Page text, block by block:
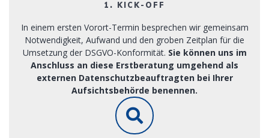
1. KICK-OFF
In einem ersten Vorort-Termin besprechen wir gemeinsam
Notwendigkeit, Aufwand und den groben Zeitplan für die
Umsetzung der DSGVO-Konformität. Sie können uns im
Anschluss an diese Erstberatung umgehend als
externen Datenschutzbeauftragten bei Ihrer
Aufsichtsbehörde benennen.